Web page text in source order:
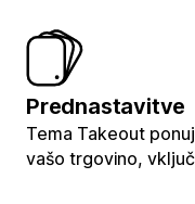
Prednastavitve
Tema Takeout
vašo trgovino,